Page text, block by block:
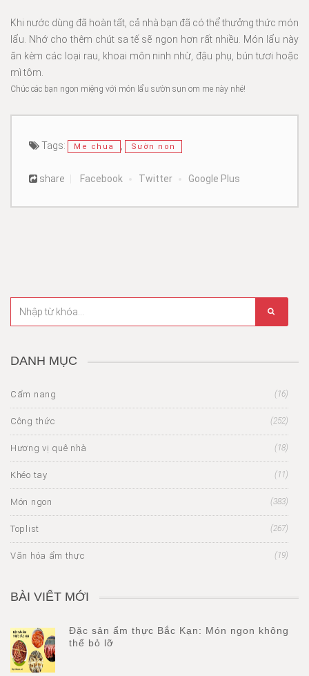
Khi nước dùng đã hoàn tất, cả nhà bạn đã có thể thưởng thức món
lẩu. Nhớ cho thêm chút sa tế sẽ ngon hơn rất nhiều. Món lẩu này
ăn kèm các loại rau, khoai môn ninh nhừ, đậu phụ, bún tươi hoặc
mì tôm.
Chúc các bạn ngon miệng với món lẩu sườn sụn om me này nhé!
Tags: Me chua Sườn non
share Facebook Twitter Google Plus
DANH MỤC
Cẩm nang (16)
Công thức (252)
Hương vị quê nhà (18)
Khéo tay (11)
Món ngon (383)
Toplist (267)
Văn hóa ẩm thực (19)
BÀI VIẾT MỚI
Đặc sản ẩm thực Bắc Kạn: Món ngon không
thể bỏ lỡ